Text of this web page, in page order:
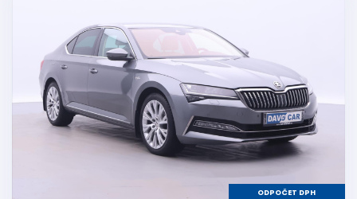
ODPOČET DPH